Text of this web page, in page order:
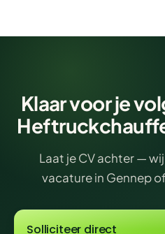
Klaar voor je
Laat je CV achter —
vacature in Gennep
Solliciteer direct